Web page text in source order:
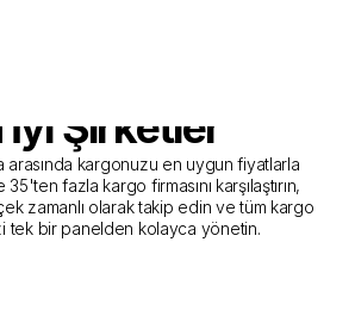
- Isparta Kargo
Hizmeti Sunan
İyi Şirketler
arasında kargonuzu en uygun fiyatlarla
fazla kargo firmasını karşılaştırın,
zamanlı olarak takip edin ve tüm kargo
tek bir panelden kolayca yönetin.